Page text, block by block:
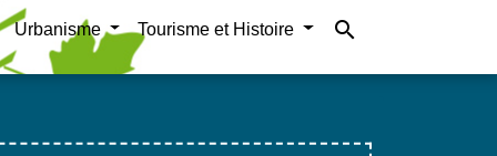
Urbanisme Tourisme et Histoire search